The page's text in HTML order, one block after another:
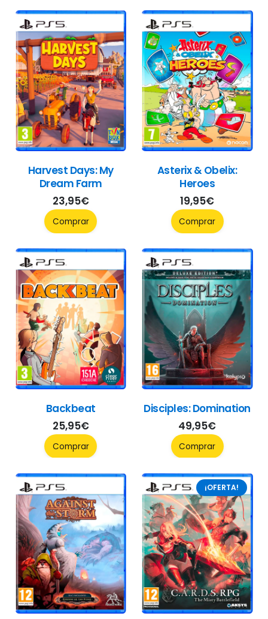
Harvest Days: My
Dream Farm
23,95€
Comprar
Asterix & Obelix:
Heroes
19,95€
Comprar
Backbeat
25,95€
Comprar
Disciples: Domination
49,95€
Comprar
¡OFERTA!